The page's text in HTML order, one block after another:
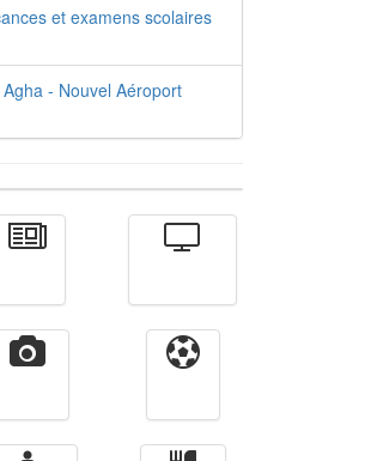
et examens scolaires
- Nouvel Aéroport